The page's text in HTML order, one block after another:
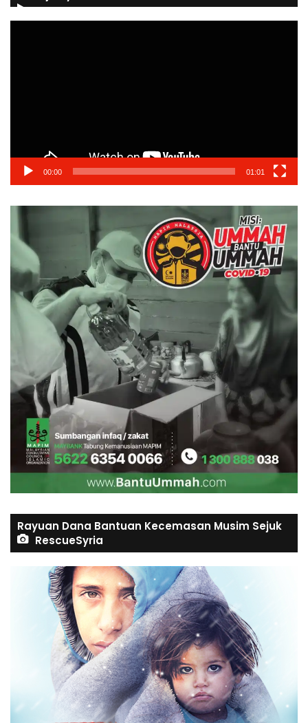
00:00 01:01
Rayuan Dana Bantuan Kecemasan Musim Sejuk
RescueSyria